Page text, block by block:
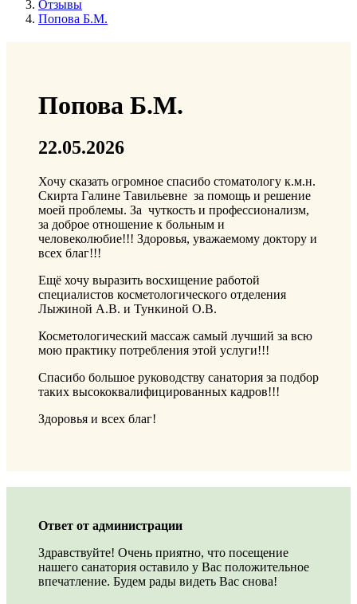
Отзывы
Попова Б.М.
Попова Б.М.
22.05.2026
Хочу сказать огромное спасибо стоматологу к.м.н.
Скирта Галине Тавильевне за помощь и решение
моей проблемы. За чуткость и профессионализм,
за доброе отношение к больным и
человеколюбие!!! Здоровья, уважаемому доктору и
всех благ!!!
Ещё хочу выразить восхищение работой
специалистов косметологического отделения
Лыжиной А.В. и Тункиной О.В.
Косметологический массаж самый лучший за всю
мою практику потребления этой услуги!!!
Спасибо большое руководству санатория за подбор
таких высококвалифицированных кадров!!!
Здоровья и всех благ!
Ответ от администрации
Здравствуйте! Очень приятно, что посещение
нашего санатория оставило у Вас положительное
впечатление. Будем рады видеть Вас снова!